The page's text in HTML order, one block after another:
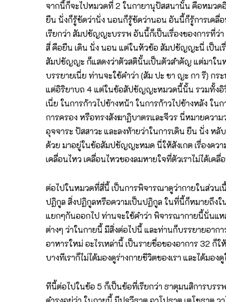
จากนี้ก็จะไปหมวดที่ 2 ในกายานุปัสสนานั้น คือหมวด
ยืน นั่งก็รู้ชัดว่านั่ง นอนก็รู้ชัดว่านอน อันนี้ก็รู้การเคลื่
เรียกว่า สัมปชัญญะบรรพ อันนี้ก็เป็นเรื่องของการที่
สี่ คือยืน เดิน นั่ง นอน แต่ในหัวข้อ สัมปชัญญะนี่ เป็นเ
สัมปชัญญะ ก็แสดงว่าตัวสตินั้นเป็นตัวสำคัญ แต่มาใน
บรรยายเนี่ย ท่านจะใช้คำว่า (สัม ปะ ชา ญะ กา รี)
แต่อิริยาบถ 4 แต่ในข้อสัปชัญญะหมวดนี้นั้น รวมทั้งอิ
เนี่ย ในการก้าวไปข้างหน้า ในการก้าวไปข้างหลัง ใ
การครอง หรือทรงสังฆาฏิบาตรและจีวร นี่หมายควา
อุจจาระ ปัสสาวะ และลงท้ายว่าในการเดิน ยืน นั่ง
ด้วย มาอยู่ในข้อสัมปชัญญะหมด นี่ให้สังเกต เรื่องคว
เคลื่อนไหว เคลื่อนไหวของลมหายใจที่ตัวเราไม่ได้เ
ต่อไปในหมวดที่สี่นี้ เป็นการพิจารณาดูว่ากายในส่วน
ปฏิกูล สิ่งปฏิกูลหรือความเป็นปฏิกูล ในที่นี้ก็หมายถึงใ
แยกๆกันออกไป ท่านจะใช้คำว่า พิจารณากายนี้นั่นแห
ต่างๆ ว่าในกายนี้ มีสิ่งต่อไปนี้ และท่านก็บรรยายอาก
อาหารใหม่ อะไรเหล่านี้ เป็นรายชื่อของอาการ 32 ก็
บางทีเราก็ไม่ได้มองดูร่างกายชีวิตของเรา และได้มอ
ทีนี้ต่อไปในข้อ 5 ก็เป็นข้อที่เรียกว่า ธาตุมนสิการบร